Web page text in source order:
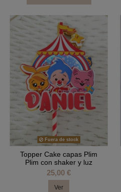
Fuera de stock
Topper Cake capas Plim
Plim con shaker y luz
25,00 €
Ver